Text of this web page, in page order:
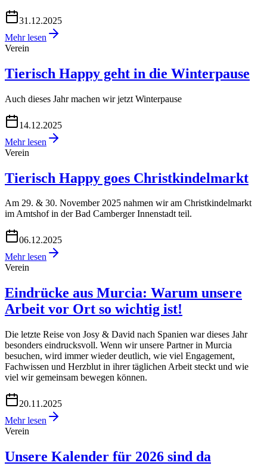
31.12.2025
Mehr lesen
Verein
Tierisch Happy geht in die Winterpause
Auch dieses Jahr machen wir jetzt Winterpause
14.12.2025
Mehr lesen
Verein
Tierisch Happy goes Christkindelmarkt
Am 29. & 30. November 2025 nahmen wir am Christkindelmarkt
im Amtshof in der Bad Camberger Innenstadt teil.
06.12.2025
Mehr lesen
Verein
Eindrücke aus Murcia: Warum unsere
Arbeit vor Ort so wichtig ist!
Die letzte Reise von Josy & David nach Spanien war dieses Jahr
besonders eindrucksvoll. Wenn wir unsere Partner in Murcia
besuchen, wird immer wieder deutlich, wie viel Engagement,
Fachwissen und Herzblut in ihrer täglichen Arbeit steckt und wie
viel wir gemeinsam bewegen können.
20.11.2025
Mehr lesen
Verein
Unsere Kalender für 2026 sind da